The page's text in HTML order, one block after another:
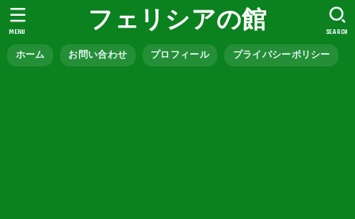
フェリシアの館
ホーム お問い合わせ プロフィール プライバシーポリシー
SEARCH
MENU